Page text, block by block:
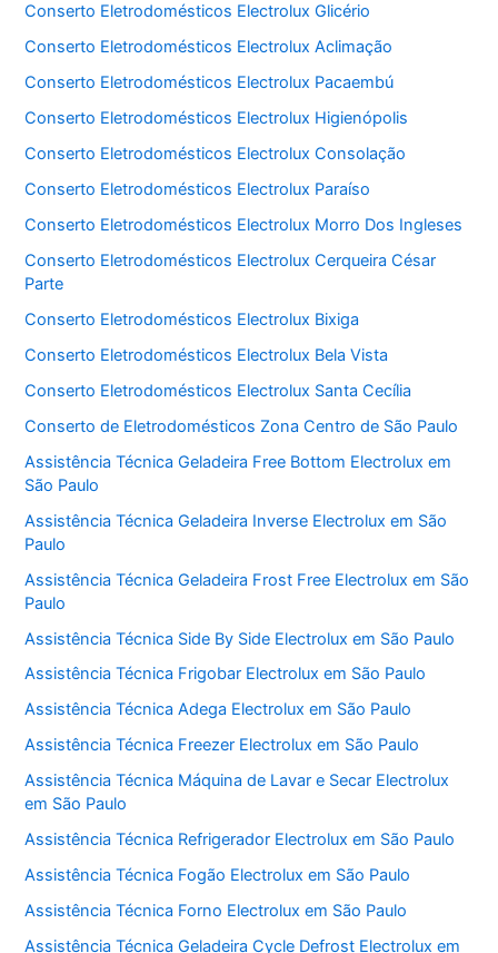
Conserto Eletrodomésticos Electrolux Glicério
Conserto Eletrodomésticos Electrolux Aclimação
Conserto Eletrodomésticos Electrolux Pacaembú
Conserto Eletrodomésticos Electrolux Higienópolis
Conserto Eletrodomésticos Electrolux Consolação
Conserto Eletrodomésticos Electrolux Paraíso
Conserto Eletrodomésticos Electrolux Morro Dos Ingleses
Conserto Eletrodomésticos Electrolux Cerqueira César
Parte
Conserto Eletrodomésticos Electrolux Bixiga
Conserto Eletrodomésticos Electrolux Bela Vista
Conserto Eletrodomésticos Electrolux Santa Cecília
Conserto de Eletrodomésticos Zona Centro de São Paulo
Assistência Técnica Geladeira Free Bottom Electrolux em
São Paulo
Assistência Técnica Geladeira Inverse Electrolux em São
Paulo
Assistência Técnica Geladeira Frost Free Electrolux em São
Paulo
Assistência Técnica Side By Side Electrolux em São Paulo
Assistência Técnica Frigobar Electrolux em São Paulo
Assistência Técnica Adega Electrolux em São Paulo
Assistência Técnica Freezer Electrolux em São Paulo
Assistência Técnica Máquina de Lavar e Secar Electrolux
em São Paulo
Assistência Técnica Refrigerador Electrolux em São Paulo
Assistência Técnica Fogão Electrolux em São Paulo
Assistência Técnica Forno Electrolux em São Paulo
Assistência Técnica Geladeira Cycle Defrost Electrolux em